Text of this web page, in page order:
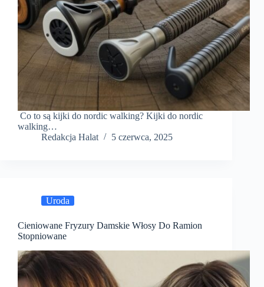
Co to są kijki do nordic walking? Kijki do nordic
walking…
Redakcja Halat
5 czerwca, 2025
Uroda
Cieniowane Fryzury Damskie Włosy Do Ramion
Stopniowane